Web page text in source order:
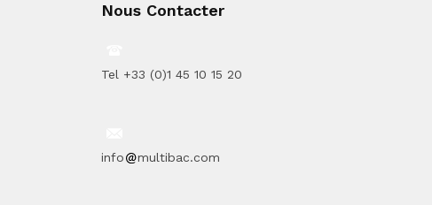
Nous Contacter
Tel +33 (0)1 45 10 15 20
info multibac.com